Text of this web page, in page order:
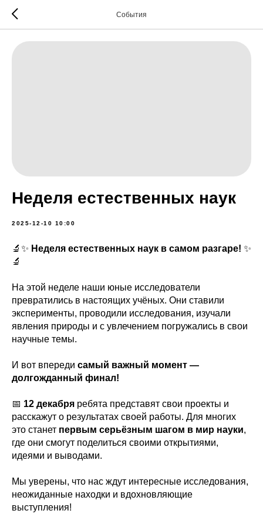
События
Неделя естественных наук
2025-12-10 10:00
🔬✨ Неделя естественных наук в самом разгаре! ✨
🔬
На этой неделе наши юные исследователи
превратились в настоящих учёных. Они ставили
эксперименты, проводили исследования, изучали
явления природы и с увлечением погружались в свои
научные темы.
И вот впереди самый важный момент —
долгожданный финал!
📅 12 декабря ребята представят свои проекты и
расскажут о результатах своей работы. Для многих
это станет первым серьёзным шагом в мир науки,
где они смогут поделиться своими открытиями,
идеями и выводами.
Мы уверены, что нас ждут интересные исследования,
неожиданные находки и вдохновляющие
выступления!